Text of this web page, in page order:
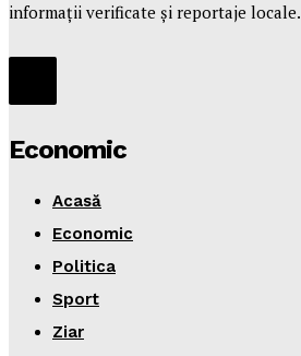
informații verificate și reportaje locale.
Economic
Acasă
Economic
Politica
Sport
Ziar